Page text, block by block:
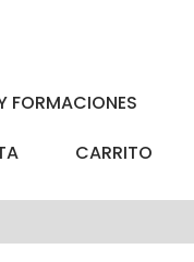
FORMACIONES
CARRITO